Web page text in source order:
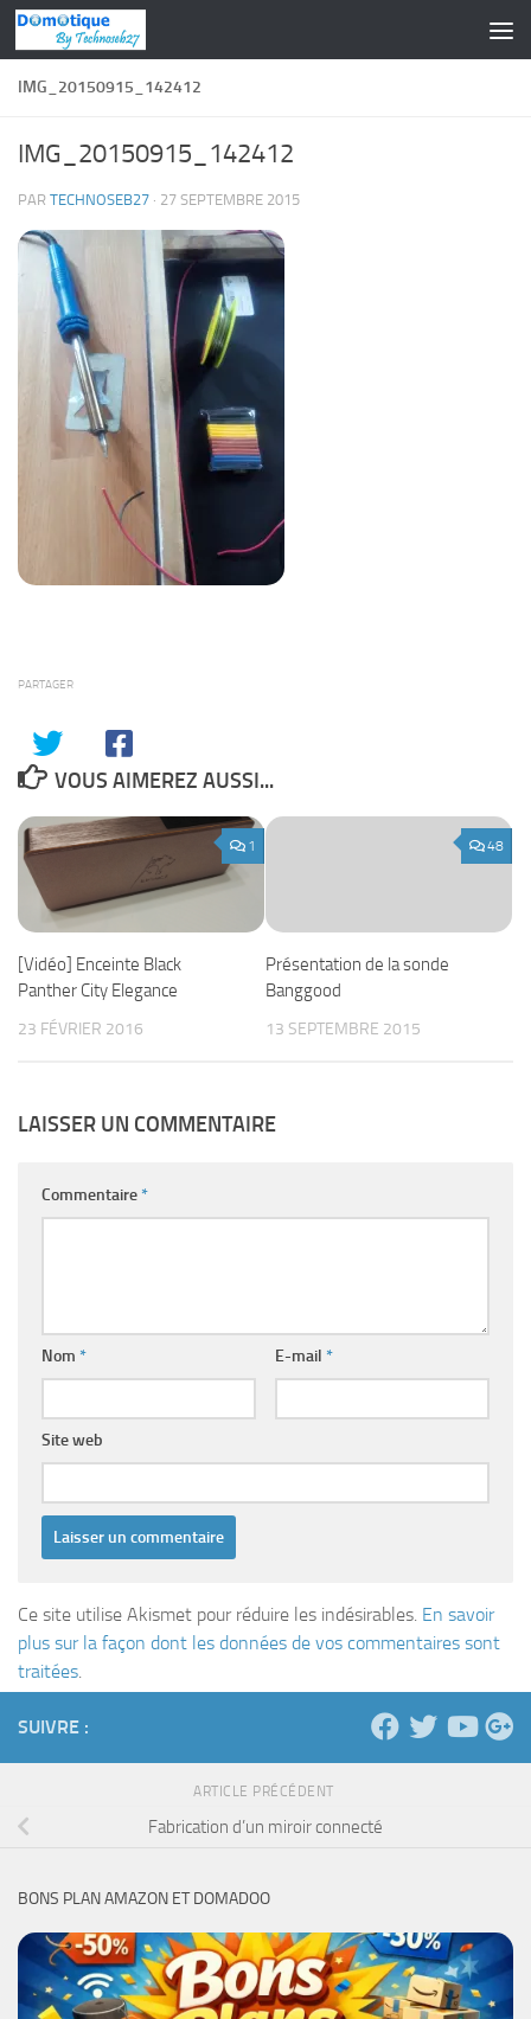
Skip to content
IMG_20150915_142412
IMG_20150915_142412
PAR TECHNOSEB27 · 27 SEPTEMBRE 2015
PARTAGER
VOUS AIMEREZ AUSSI...
1
[Vidéo] Enceinte Black
Panther City Elegance
23 FÉVRIER 2016
48
Présentation de la sonde
Banggood
13 SEPTEMBRE 2015
LAISSER UN COMMENTAIRE
Commentaire*
Nom * E-mail *
Site web
Ce site utilise Akismet pour réduire les indésirables. En savoir
plus sur la façon dont les données de vos commentaires sont
traitées.
SUIVRE :
ARTICLE PRÉCÉDENT
Fabrication d’un miroir connecté
BONS PLAN AMAZON ET DOMADOO